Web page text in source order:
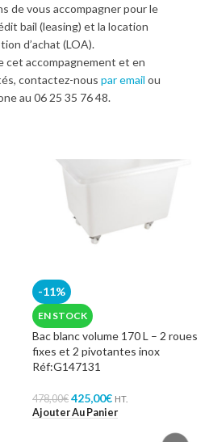
de vous accompagner pour le
bail (leasing) et la location
d’achat (LOA).
cet accompagnement et en
contactez-nous par email ou
au 06 25 35 76 48.
Bac blanc volume 100 L – 4 roues
pivotantes inox Réf:G147021
446,00€ 400,00€ HT.
-11%
EN STOCK
Bac blanc volume 170 L – 2 roues
fixes et 2 pivotantes inox
Réf:G147131
478,00€ 425,00€ HT.
Ajouter Au Panier